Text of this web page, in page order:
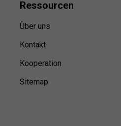
Ressourcen
Über uns
Kontakt
Kooperation
Sitemap